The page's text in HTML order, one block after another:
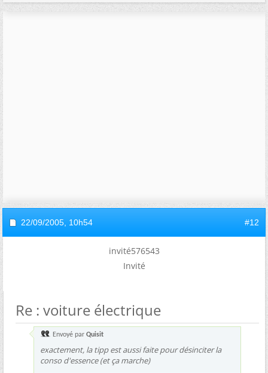
22/09/2005, 10h54 #12
invité576543
Invité
Re : voiture électrique
Envoyé par Quisit
exactement, la tipp est aussi faite pour désinciter la
conso d'essence (et ça marche)